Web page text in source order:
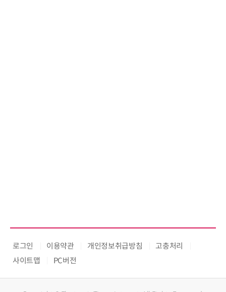
로그인 이용약관 개인정보취급방침
고충처리
사이트맵
PC버전